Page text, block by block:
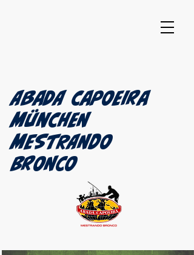
Abada Capoeira
München​
MESTRANDO
BRONCO